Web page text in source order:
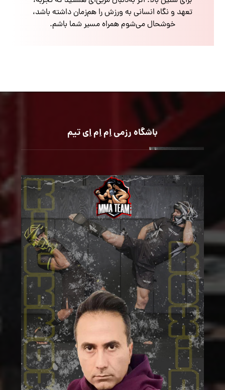
تعهد و نگاه انسانی به ورزش را هم‌زمان داشته باشد،
خوشحال می‌شوم همراه مسیر شما باشم.
باشگاه رزمی اِم اِم اِی تیم